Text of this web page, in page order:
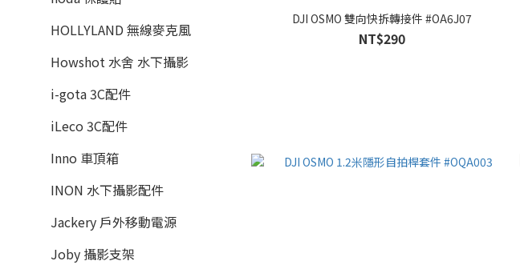
HOLLYLAND 無線麥克風
Howshot 水舍 水下攝影
i-gota 3C配件
iLeco 3C配件
Inno 車頂箱
INON 水下攝影配件
Jackery 戶外移動電源
Joby 攝影支架
DJI OSMO 雙向快拆轉接件 #OA6J07
NT$290